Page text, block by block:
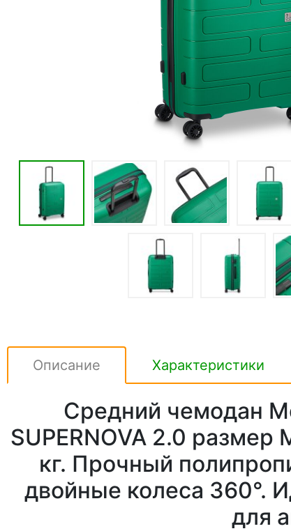
Описание Характеристики
Средний чемодан
SUPERNOVA 2.0 размер
кг. Прочный
двойные колеса 360°.
для